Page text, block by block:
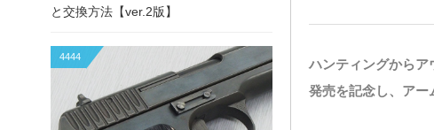
ハンティングからア
発売を記念し、アー
と交換方法【ver.2版】
4444